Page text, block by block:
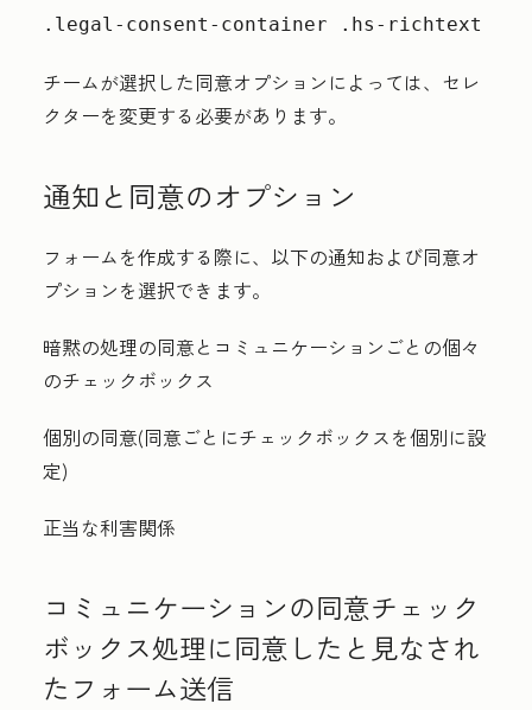
.legal-consent-container .hs-richtext
チームが選択した同意オプションによっては、セレ
クターを変更する必要があります。
通知と同意のオプション
フォームを作成する際に、以下の通知および同意オ
プションを選択できます。
暗黙の処理の同意とコミュニケーションごとの個々
のチェックボックス
個別の同意(同意ごとにチェックボックスを個別に設
定)
正当な利害関係
コミュニケーションの同意チェック
ボックス処理に同意したと見なされ
たフォーム送信